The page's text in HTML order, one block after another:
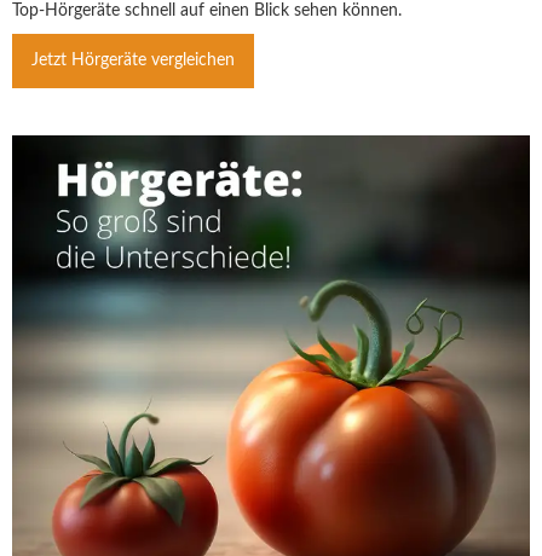
Top-Hörgeräte schnell auf einen Blick sehen können.
Jetzt Hörgeräte vergleichen